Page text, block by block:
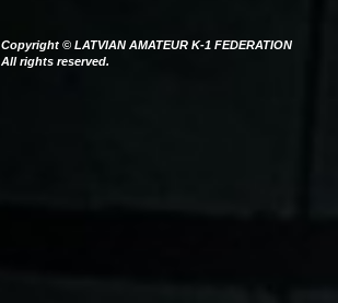
Copyright © LATVIAN AMATEUR K-1 FEDERATION
All rights reserved.